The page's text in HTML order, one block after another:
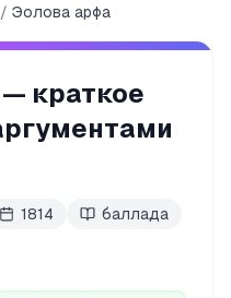
Эолова арфа
краткое
1814 баллада